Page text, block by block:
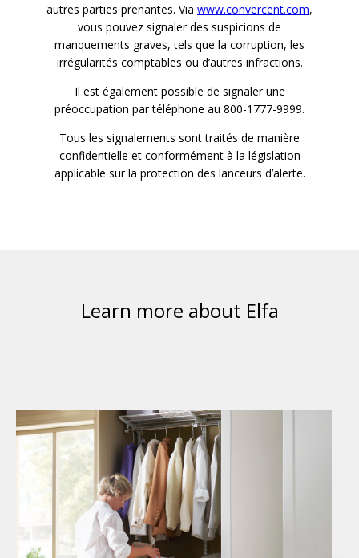
autres parties prenantes. Via www.convercent.com,
vous pouvez signaler des suspicions de
manquements graves, tels que la corruption, les
irrégularités comptables ou d’autres infractions.
Il est également possible de signaler une
préoccupation par téléphone au 800-1777-9999.
Tous les signalements sont traités de manière
confidentielle et conformément à la législation
applicable sur la protection des lanceurs d’alerte.
Learn more about Elfa